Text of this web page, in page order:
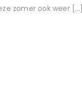
zomer ook weer [...]